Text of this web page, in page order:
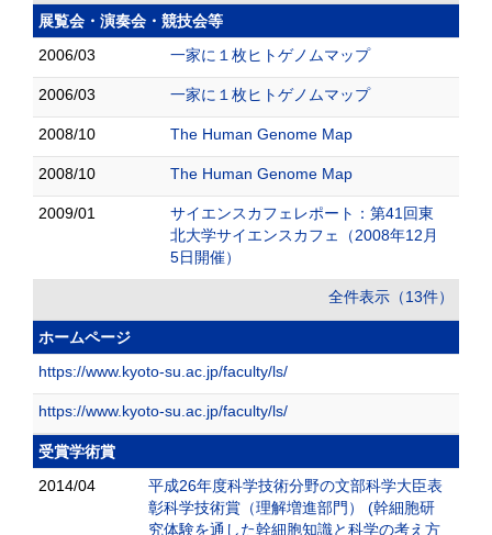
展覧会・演奏会・競技会等
2006/03
一家に１枚ヒトゲノムマップ
2006/03 一家に１枚ヒトゲノムマップ
2008/10 The Human Genome Map
2008/10 The Human Genome Map
2009/01
サイエンスカフェレポート：第41回東
北大学サイエンスカフェ（2008年12月
5日開催）
全件表示（13件）
ホームページ
https://www.kyoto-su.ac.jp/faculty/ls/
https://www.kyoto-su.ac.jp/faculty/ls/
受賞学術賞
2014/04
平成26年度科学技術分野の文部科学大臣表
彰科学技術賞（理解増進部門） (幹細胞研
究体験を通した幹細胞知識と科学の考え方